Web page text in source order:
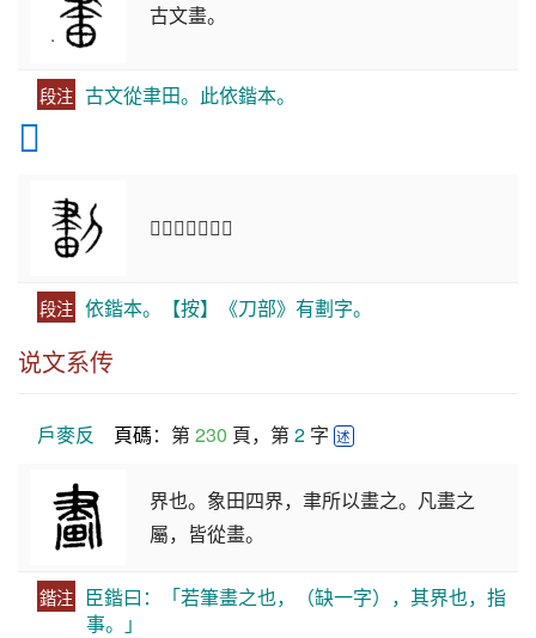
古文畫。
段注 古文從聿田。此依鍇本。
𠞷
𠞷，亦古文畫。
段注 依鍇本。【按】《刀部》有劃字。
说文系传
戶麥反 頁碼：第 230 頁，第 2 字 述
界也。象田四界，聿所以畫之。凡畫之
屬，皆從畫。
鍇注 臣鍇曰：「若筆畫之也，（缺一字），其界也，指
事。」